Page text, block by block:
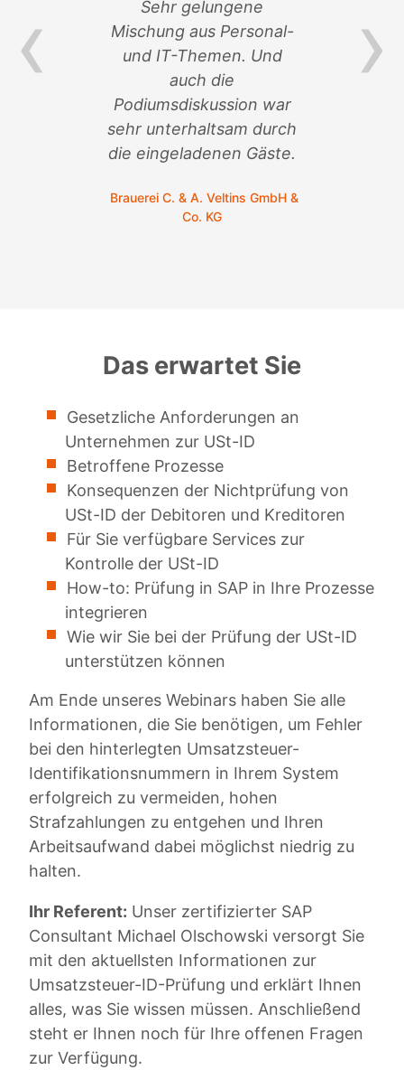
‹
Sehr gelungene
Mischung aus Personal-
und IT-Themen. Und
auch die
Podiumsdiskussion war
sehr unterhaltsam durch
die eingeladenen Gäste.
Brauerei C. & A. Veltins GmbH &
Co. KG
an
›
Das erwartet Sie
Gesetzliche Anforderungen an
Unternehmen zur USt-ID
Betroffene Prozesse
Konsequenzen der Nichtprüfung von
USt-ID der Debitoren und Kreditoren
Für Sie verfügbare Services zur
Kontrolle der USt-ID
How-to: Prüfung in SAP in Ihre Prozesse
integrieren
Wie wir Sie bei der Prüfung der USt-ID
unterstützen können
Am Ende unseres Webinars haben Sie alle
Informationen, die Sie benötigen, um Fehler
bei den hinterlegten Umsatzsteuer-
Identifikationsnummern in Ihrem System
erfolgreich zu vermeiden, hohen
Strafzahlungen zu entgehen und Ihren
Arbeitsaufwand dabei möglichst niedrig zu
halten.
Ihr Referent: Unser zertifizierter SAP
Consultant Michael Olschowski versorgt Sie
mit den aktuellsten Informationen zur
Umsatzsteuer-ID-Prüfung und erklärt Ihnen
alles, was Sie wissen müssen. Anschließend
steht er Ihnen noch für Ihre offenen Fragen
zur Verfügung.